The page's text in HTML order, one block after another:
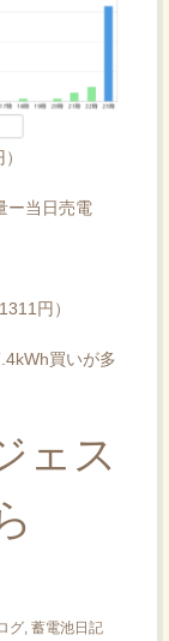
当日売電
円）
買いが多
ェス
グ, 蓄電池日記